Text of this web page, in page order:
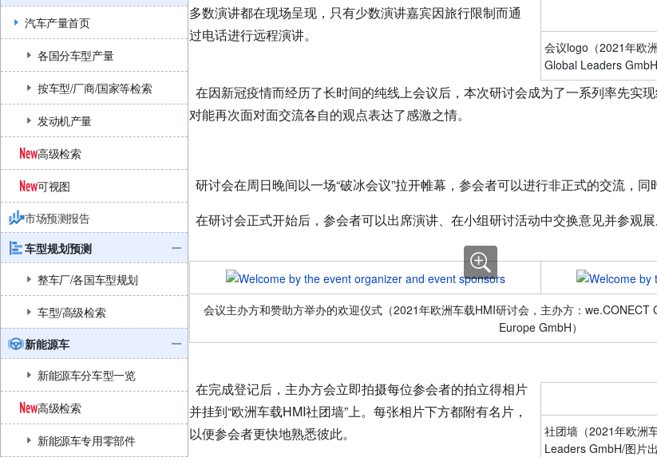
汽车产量首页
各国分车型产量
按车型/厂商/国家等检索
发动机产量
高级检索
可视图
市场预测报告
车型规划预测
整车厂/各国车型规划
车型/高级检索
新能源车
新能源车分车型一览
高级检索
新能源车专用零部件
会议logo （2021年欧
Global Leaders GmbH
多数演讲都在现场呈现，只有少数演讲嘉宾因旅行限制而通
过电话进行远程演讲。
在因新冠疫情而经历了长时间的纯线上会议后，本次研讨会成为了一系列率先实
对能再次面对面交流各自的观点表达了感激之情。
研讨会在周日晚间以一场“破冰会议”拉开帷幕，参会者可以进行非正式的交流，同
在研讨会正式开始后，参会者可以出席演讲、在小组研讨活动中交换意见并参观展
会议主办方和赞助方举办的欢迎仪式（2021年欧洲车载HMI研讨会，主办方： we.CONECT
Europe GmbH）
社团墙（2021年欧洲
Leaders GmbH/图片
在完成登记后，主办方会立即拍摄每位参会者的拍立得相片
并挂到“欧洲车载HMI社团墙”上。每张相片下方都附有名片，
以便参会者更快地熟悉彼此。